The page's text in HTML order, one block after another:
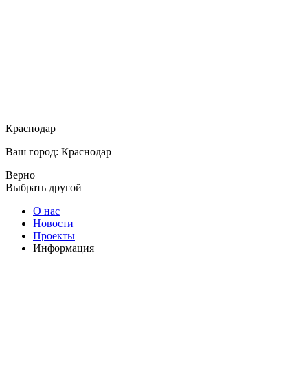
Краснодар
Ваш город: Краснодар
Верно
Выбрать другой
О нас
Новости
Проекты
Информация